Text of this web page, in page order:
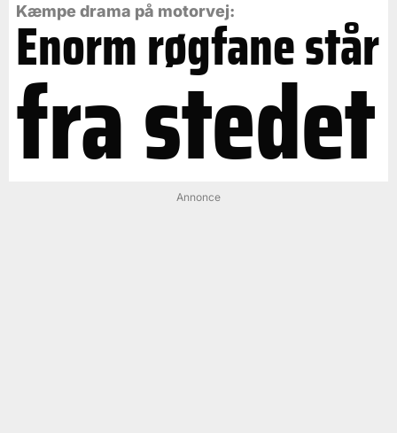
Kæmpe drama på motorvej:
Enorm røgfane står
fra stedet
Annonce